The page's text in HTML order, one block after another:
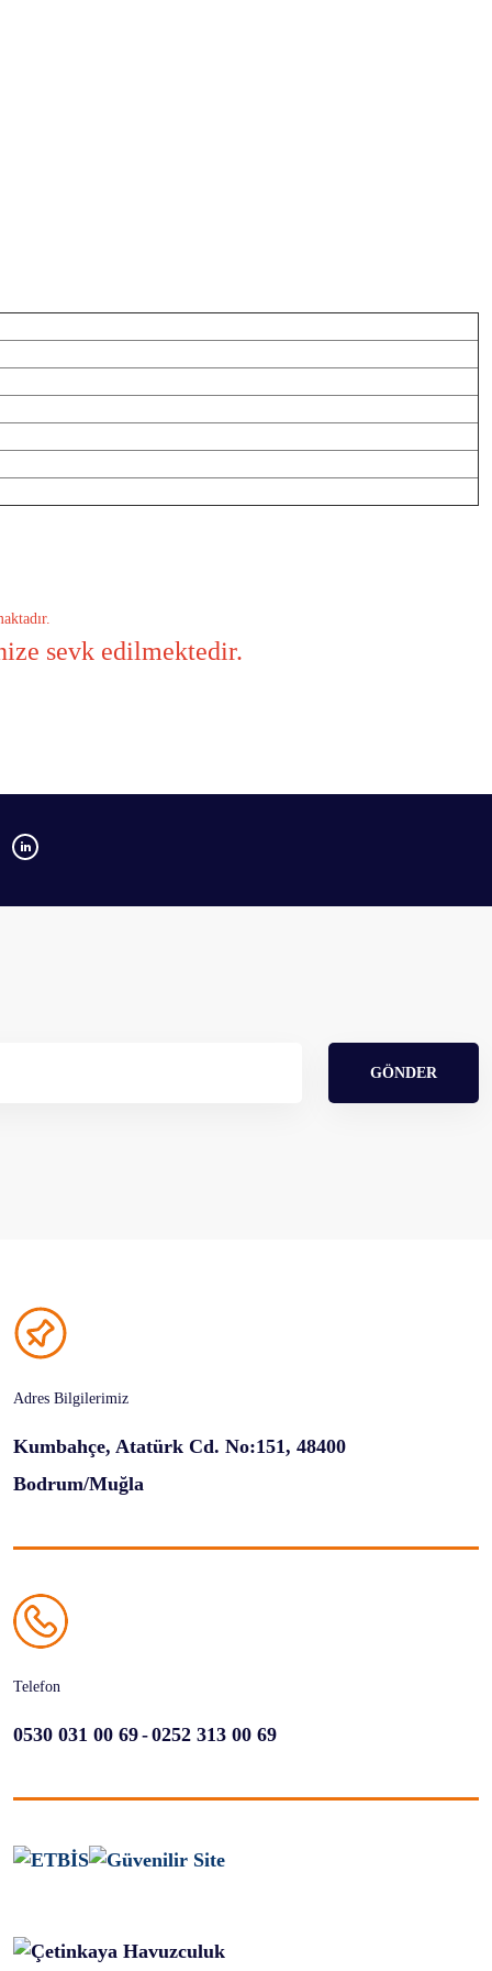
sevk edilmektedir.
GÖNDER
Adres Bilgilerimiz
Kumbahçe, Atatürk Cd. No:151, 48400
Bodrum/Muğla
Telefon
0530 031 00 69-0252 313 00 69